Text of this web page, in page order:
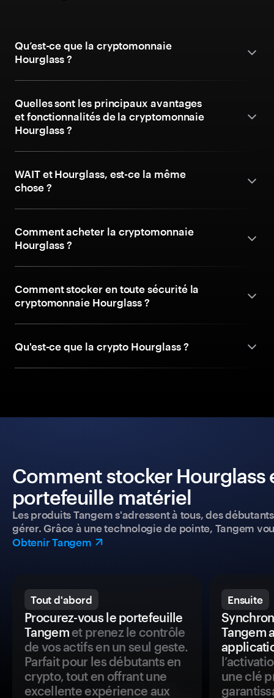
Qu’est-ce que la cryptomonnaie
Hourglass ?
Quelles sont les principaux avantages
et fonctionnalités de la cryptomonnaie
Hourglass ?
WAIT et Hourglass, est-ce la même
chose ?
Comment acheter la cryptomonnaie
Hourglass ?
Comment stocker en toute sécurité la
cryptomonnaie Hourglass ?
Qu'est-ce que la crypto Hourglass ?
Comment stocker Hourglass
portefeuille matériel
Les produits Tangem s'adressent à tous, des
gérer. Grâce à une technologie de pointe, Tangem
Obtenir Tangem
Tout d'abord
Procurez-vous le portefeuille
Tangemet prenez le contrôle
de vos actifs en un seul geste.
Parfait pour les débutants en
crypto, tout en offrant une
excellente expérience aux
Ensuite
Tangem
une clé